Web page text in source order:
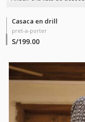
Casaca en drill
pret-a-porter
S/199.00